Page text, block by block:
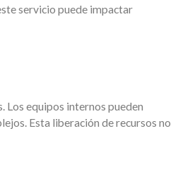
servicio puede impactar
equipos internos pueden
Esta liberación de recursos no